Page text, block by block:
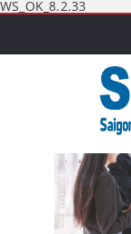
WS_OK_8.2.33